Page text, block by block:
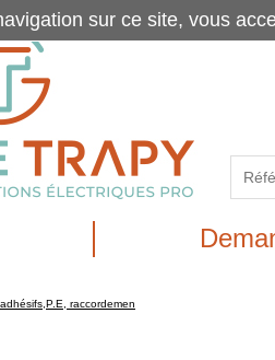
raccordemen
sur ce site, vous